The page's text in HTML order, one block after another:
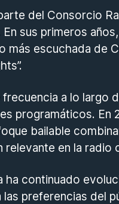
del Consorcio
sus primeros
más escuchada de
a lo largo
programáticos. En
bailable
en la radio
continuado
preferencias del